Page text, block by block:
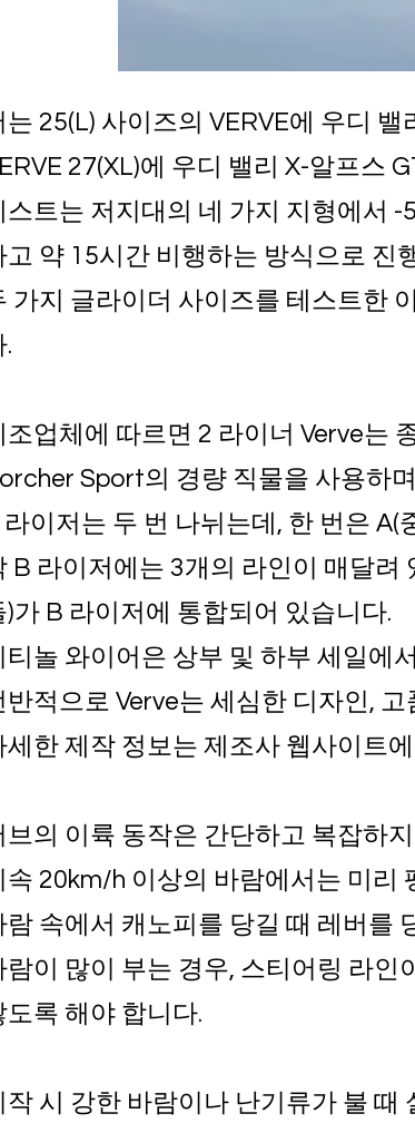
는 25(L) 사이즈의 VERVE에 우디
27(XL)에 우디 밸리 X-알프스
스트는 저지대의 네 가지 지형에서
고 약 15시간 비행하는 방식으로 진
가지 글라이더 사이즈를 테스트한
.
조업체에 따르면 2 라이너 Verve는
Sport의 경량 직물을 사용하
라이저는 두 번 나뉘는데, 한 번은 A(
B 라이저에는 3개의 라인이 매달려
)가 B 라이저에 통합되어 있습니다.
티놀 와이어은 상부 및 하부 세일에
반적으로 Verve는 세심한 디자인,
세한 제작 정보는 제조사 웹사이트
브의 이륙 동작은 간단하고 복잡하
속 20km/h 이상의 바람에서는 미리
람 속에서 캐노피를 당길 때 레버를
람이 많이 부는 경우, 스티어링 라
도록 해야 합니다.
작 시 강한 바람이나 난기류가 불